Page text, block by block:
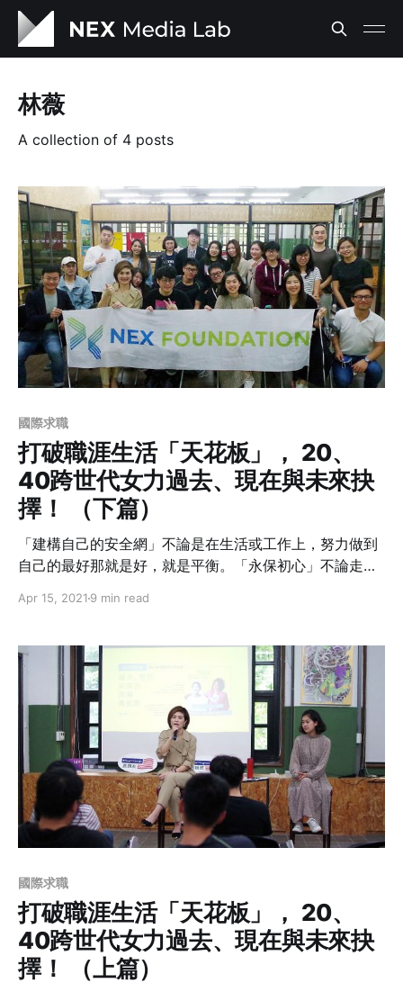
林薇
A collection of 4 posts
國際求職
打破職涯生活「天花板」， 20、
40跨世代女力過去、現在與未來抉
擇！ （下篇）
「建構自己的安全網」不論是在生活或工作上，努力做到
自己的最好那就是好，就是平衡。「永保初心」不論走到
和林薇如何演繹40歲和20歲？女力的樣貌不該被數字和生
Apr 15, 2021 9 min read
國際求職
打破職涯生活「天花板」， 20、
40跨世代女力過去、現在與未來抉
擇！ （上篇）